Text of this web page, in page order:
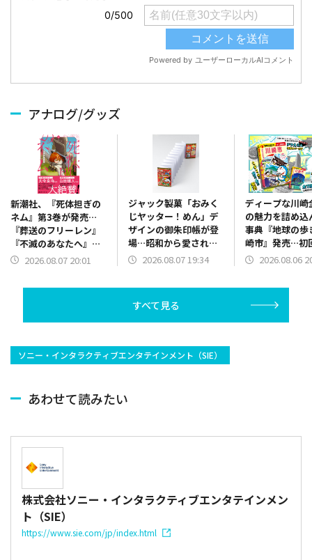
アナログ/グッズ
新潮社、『死体担ぎの
ネム』第3巻が発売…
『葬送のフリーレン』
『不滅のあなたへ』著
者大絶賛のファンタジ
2026.08.07 20:01
ジャック製菓「おみく
じヤッター！めん」デ
ザインの御朱印帳が登
場…昭和から愛される
駄菓子キャラと御朱印
2026.08.07 19:34
ディープな川崎
の魅力を詰め込
事典『地球の歩
崎市』発売…初
で「ドラえもん
2026.08.06
すべて見る
ソニー・インタラクティブエンタテインメント（SIE）
あわせて読みたい
株式会社ソニー・インタラクティブエンタテインメン
ト（SIE）
https://www.sie.com/jp/index.html